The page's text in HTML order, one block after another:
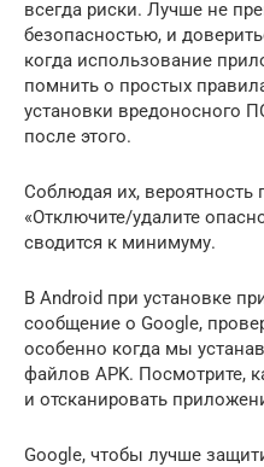
всегда риски. Лучше не
безопасностью, и
когда использование
помнить о простых
установки вредоносного
после этого.
Соблюдая их,
«Отключите/удалите
сводится к минимуму.
В Android при установке
сообщение о Google,
особенно когда мы
файлов APK. Посмотрите,
и отсканировать
Google, чтобы лучше